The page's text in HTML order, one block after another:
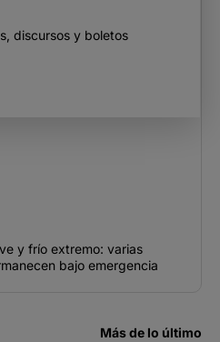
discursos y boletos
y frío extremo: varias
bajo emergencia
Más de lo último